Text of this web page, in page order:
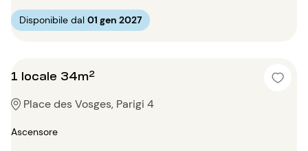
Disponibile dal 01 gen 2027
1 locale 34m²
Place des Vosges, Parigi 4
Ascensore